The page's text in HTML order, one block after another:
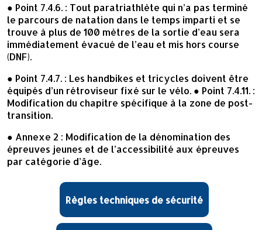
● Point 7.4.6. : Tout paratriathlète qui n’a pas terminé
le parcours de natation dans le temps imparti et se
trouve à plus de 100 mètres de la sortie d’eau sera
immédiatement évacué de l’eau et mis hors course
(DNF).
● Point 7.4.7. : Les handbikes et tricycles doivent être
équipés d’un rétroviseur fixé sur le vélo. ● Point 7.4.11. :
Modification du chapitre spécifique à la zone de post-
transition.
● Annexe 2 : Modification de la dénomination des
épreuves jeunes et de l’accessibilité aux épreuves
par catégorie d’âge.
Règles techniques de sécurité